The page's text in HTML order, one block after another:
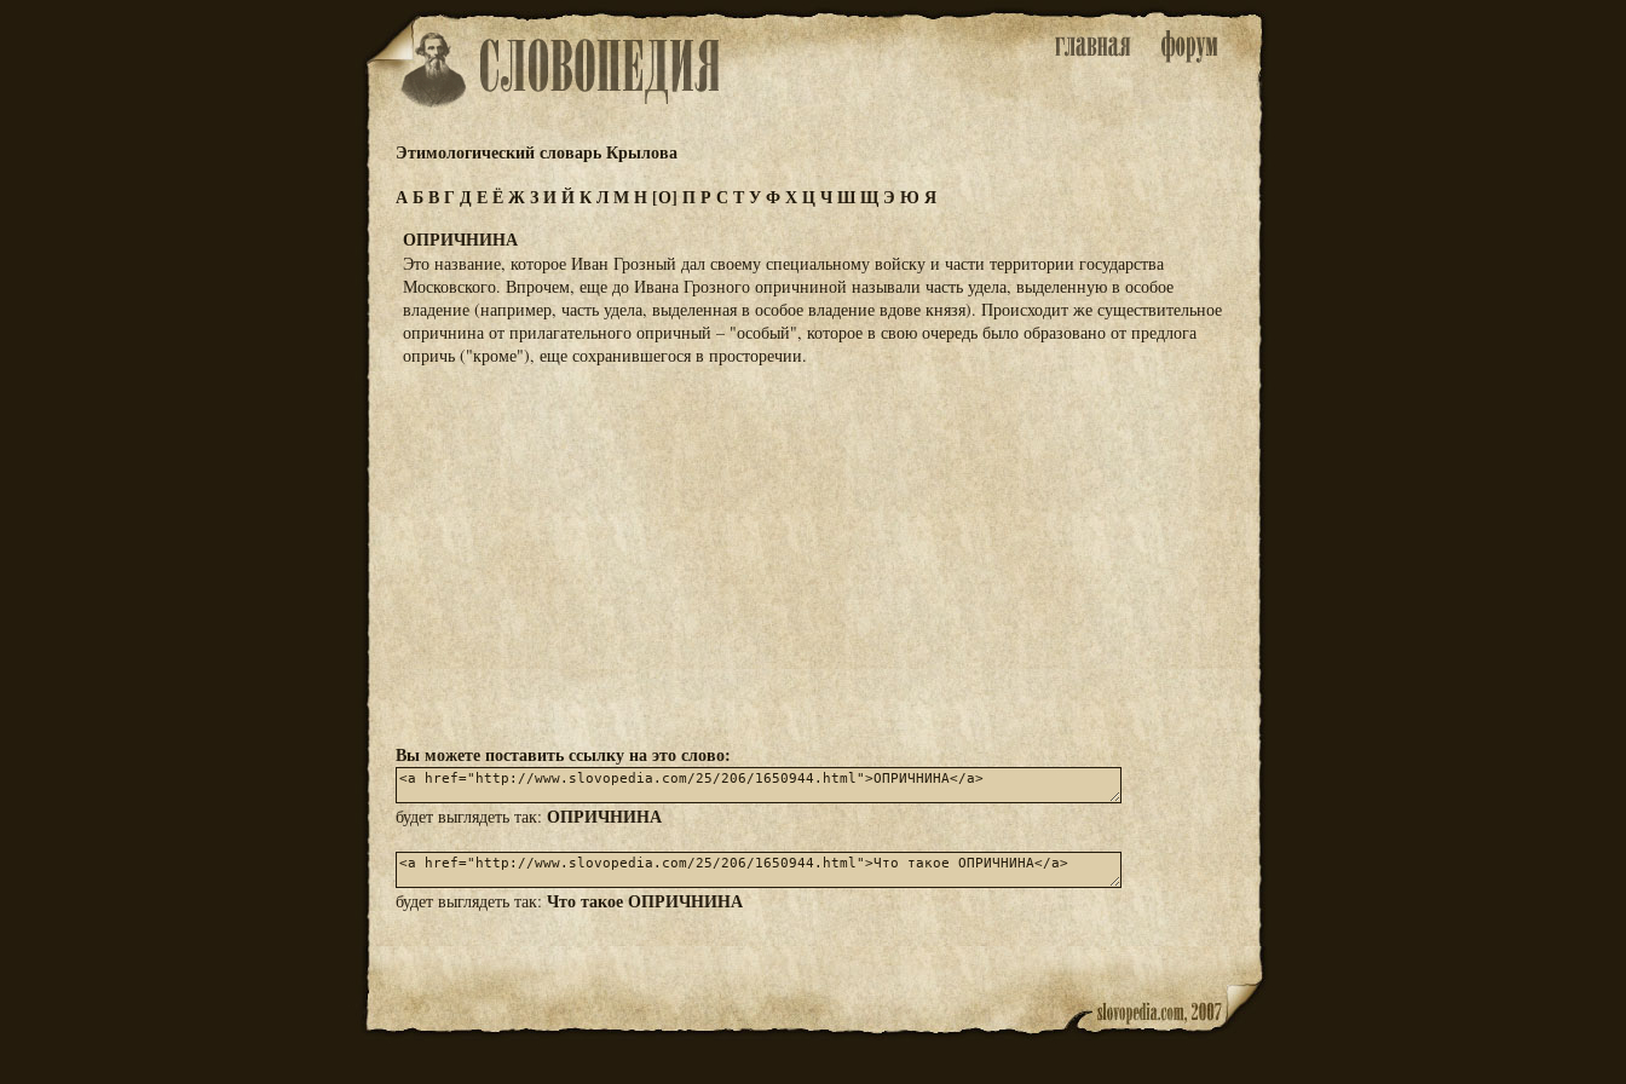
Этимологический словарь Крылова
АБВГДЕЁЖЗИЙКЛМН[О] ПРСТУФХЦЧШЩ ЭЮ Я
ОПРИЧНИНА
Это название, которое Иван Грозный дал своему специальному войску и части территории государства
Московского. Впрочем, еще до Ивана Грозного опричниной называли часть удела, выделенную в особое
владение (например, часть удела, выделенная в особое владение вдове князя). Происходит же существительное
опричнина от прилагательного опричный – "особый", которое в свою очередь было образовано от предлога
опричь ("кроме"), еще сохранившегося в просторечии.
Вы можете поставить ссылку на это слово:
будет выглядеть так: ОПРИЧНИНА
будет выглядеть так:Что такое ОПРИЧНИНА